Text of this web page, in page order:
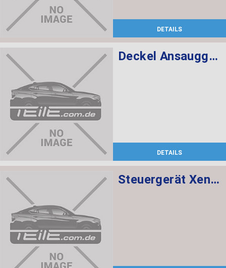
DETAILS
Deckel Ansauggeräuschdämpfer
DETAILS
Steuergerät Xenon-Licht